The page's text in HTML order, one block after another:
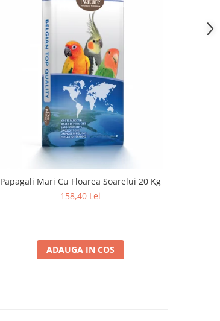
Papagali Mari Cu Floarea Soarelui 20 Kg
158,40 Lei
ADAUGA IN COS